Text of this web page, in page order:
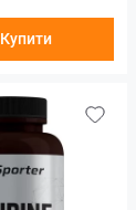
Купити